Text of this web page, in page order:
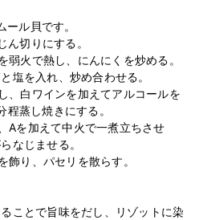
ル貝です。
切りにする。
火で熱し、にんにくを炒める。
塩を入れ、炒め合わせる。
、白ワインを加えてアルコールを
蒸し焼きにする。
Aを加えて中火で一煮立ちさせ
なじませる。
り、パセリを散らす。
ことで旨味をだし、リゾットに染